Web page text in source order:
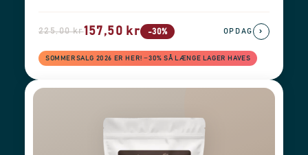
225,00 kr157,50 kr -30%
SOMMERSALG 2026 ER HER! −30% SÅ LÆNGE LAGER HAVES
OPDAG ›